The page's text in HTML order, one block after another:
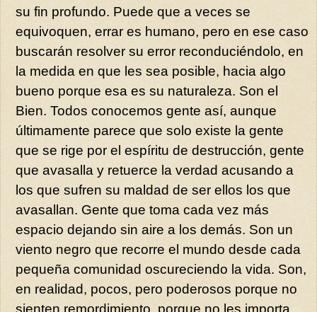
su fin profundo. Puede que a veces se
equivoquen, errar es humano, pero en ese caso
buscarán resolver su error reconduciéndolo, en
la medida en que les sea posible, hacia algo
bueno porque esa es su naturaleza. Son el
Bien. Todos conocemos gente así, aunque
últimamente parece que solo existe la gente
que se rige por el espíritu de destrucción, gente
que avasalla y retuerce la verdad acusando a
los que sufren su maldad de ser ellos los que
avasallan. Gente que toma cada vez más
espacio dejando sin aire a los demás. Son un
viento negro que recorre el mundo desde cada
pequeña comunidad oscureciendo la vida. Son,
en realidad, pocos, pero poderosos porque no
sienten remordimiento, porque no les importa